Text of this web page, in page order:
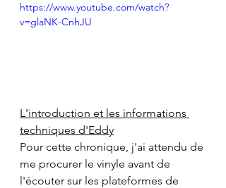
https://www.youtube.com/watch?
v=glaNK-CnhJU
L'introduction et les informations
techniques d'Eddy
Pour cette chronique, j'ai attendu de
me procurer le vinyle avant de
l'écouter sur les plateformes de